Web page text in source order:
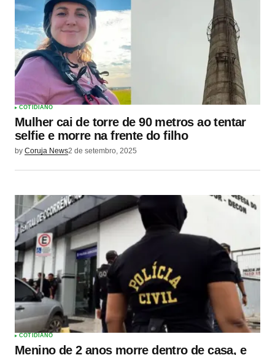
COTIDIANO
Mulher cai de torre de 90 metros ao tentar
selfie e morre na frente do filho
by Coruja News2 de setembro, 2025
COTIDIANO
Menino de 2 anos morre dentro de casa, e